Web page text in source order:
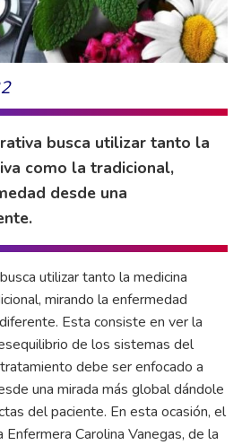
busca utilizar tanto la
como la tradicional,
desde una
utilizar tanto la medicina
mirando la enfermedad
Esta consiste en ver la
de los sistemas del
debe ser enfocado a
una mirada más global dándole
del paciente. En esta ocasión, el
Carolina Vanegas, de la